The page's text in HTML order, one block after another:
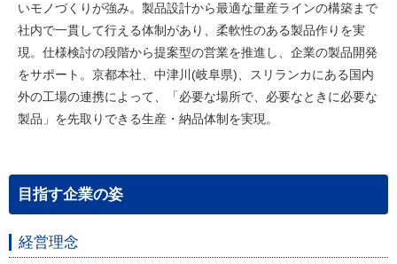
いモノづくりが強み。製品設計から最適な量産ラインの構築まで
社内で一貫して行える体制があり、柔軟性のある製品作りを実
現。仕様検討の段階から提案型の営業を推進し、企業の製品開発
をサポート。京都本社、中津川(岐阜県)、スリランカにある国内
外の工場の連携によって、「必要な場所で、必要なときに必要な
製品」を先取りできる生産・納品体制を実現。
目指す企業の姿
経営理念